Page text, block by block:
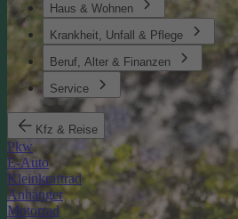
Haus & Wohnen
Krankheit, Unfall & Pflege
Beruf, Alter & Finanzen
Service
Kfz & Reise
Pkw
E-Auto
Kleinkraftrad
Anhänger
Motorrad